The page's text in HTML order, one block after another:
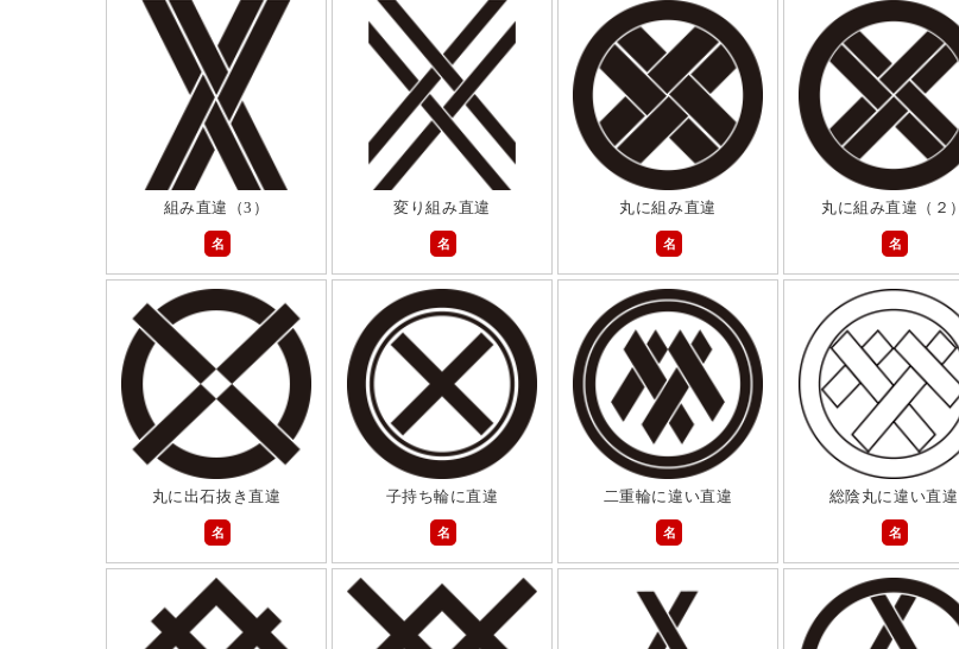
組み直違（3）
名
変り組み直違
名
丸に組み直違
名
丸に組み直違（２）
名
丸に出石抜き直違
名
子持ち輪に直違
名
二重輪に違い直違
名
総陰丸に違い直違
名